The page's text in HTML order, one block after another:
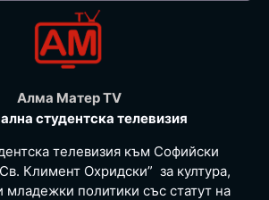
Алма Матер TV
студентска телевизия
телевизия към Софийски
Климент Охридски” за култура,
младежки политики със статут на